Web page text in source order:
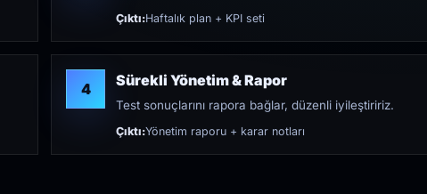
Çıktı:Haftalık plan + KPI seti
4 Sürekli Yönetim & Rapor
Test sonuçlarını rapora bağlar, düzenli iyileştiririz.
Çıktı:Yönetim raporu + karar notları